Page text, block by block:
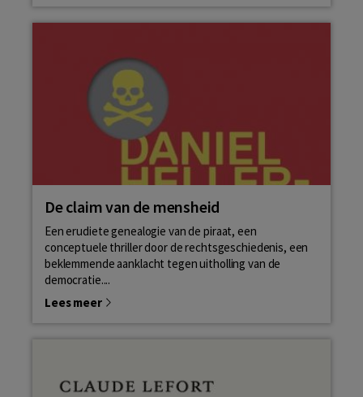
De claim van de mensheid
Een erudiete genealogie van de piraat, een
conceptuele thriller door de rechtsgeschiedenis, een
beklemmende aanklacht tegen uitholling van de
democratie....
Lees meer